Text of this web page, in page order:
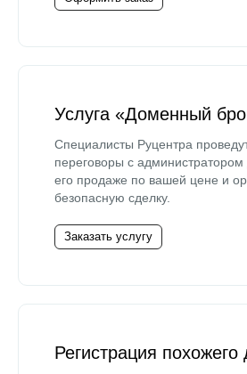
Услуга «Доменный
Специалисты Руцентра
переговоры с
его продаже по вашей цене и
безопасную сделку.
Заказать услугу
Регистрация